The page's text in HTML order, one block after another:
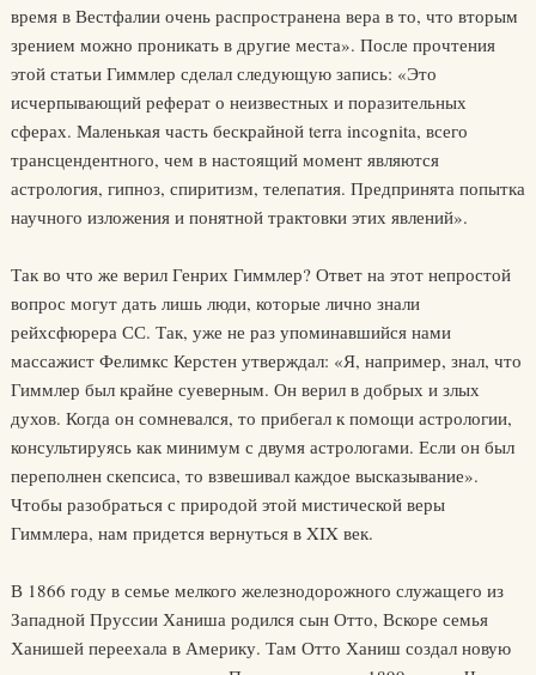
время в Вестфалии очень распространена вера в то, что вторым
зрением можно проникать в другие места». После прочтения
этой статьи Гиммлер сделал следующую запись: «Это
исчерпывающий реферат о неизвестных и поразительных
сферах. Маленькая часть бескрайной terra incognita, всего
трансцендентного, чем в настоящий момент являются
астрология, гипноз, спиритизм, телепатия. Предпринята попытка
научного изложения и понятной трактовки этих явлений».
Так во что же верил Генрих Гиммлер? Ответ на этот непростой
вопрос могут дать лишь люди, которые лично знали
рейхсфюрера СС. Так, уже не раз упоминавшийся нами
массажист Фелимкс Керстен утверждал: «Я, например, знал, что
Гиммлер был крайне суеверным. Он верил в добрых и злых
духов. Когда он сомневался, то прибегал к помощи астрологии,
консультируясь как минимум с двумя астрологами. Если он был
переполнен скепсиса, то взвешивал каждое высказывание».
Чтобы разобраться с природой этой мистической веры
Гиммлера, нам придется вернуться в XIX век.
В 1866 году в семье мелкого железнодорожного служащего из
Западной Пруссии Ханиша родился сын Отто, Вскоре семья
Ханишей переехала в Америку. Там Отто Ханиш создал новую